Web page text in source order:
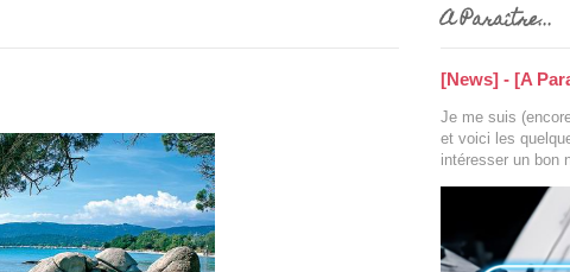
A Paraître...
[News] - [A
Je me suis
et voici les
intéresser un bon